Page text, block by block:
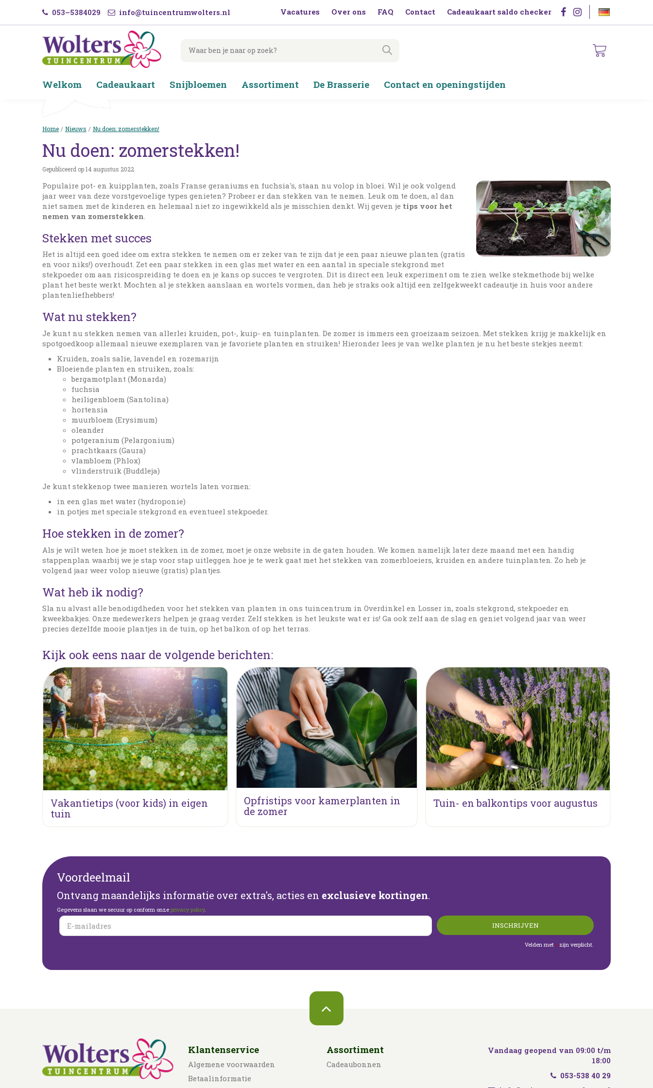
content
Home Nieuws Nu doen: zomerstekken!
053–5384029 info@tuincentrumwolters.nl Vacatures Over ons FAQ Contact Cadeaukaart saldo checker
Welkom Cadeaukaart Snijbloemen Assortiment De Brasserie Contact en openingstijden
Nu doen: zomerstekken!
Gepubliceerd op14 augustus 2022
Populaire pot- en kuipplanten, zoals Franse geraniums en fuchsia's, staan nu volop in bloei. Wil je ook volgend
jaar weer van deze vorstgevoelige types genieten? Probeer er dan stekken van te nemen. Leuk om te doen, al dan
niet samen met de kinderen en helemaal niet zo ingewikkeld als je misschien denkt. Wij geven je tips voor het
nemen van zomerstekken
Stekken met succes
Het is altijd een goed idee om extra stekken te nemen om er zeker van te zijn dat je een paar nieuwe planten (gratis
en voor niks!) overhoudt. Zet een paar stekken in een glas met water en een aantal in speciale stekgrond met
stekpoeder om aan risicospreiding te doen en je kans op succes te vergroten. Dit is direct een leuk experiment om te zien welke stekmethode bij welke
plant het beste werkt. Mochten al je stekken aanslaan en wortels vormen, dan heb je straks ook altijd een zelfgekweekt cadeautje in huis voor andere
plantenliefhebbers!
Wat nu stekken?
Je kunt nu stekken nemen van allerlei kruiden, pot-, kuip- en tuinplanten. De zomer is immers een groeizaam seizoen. Met stekken krijg je makkelijk en
spotgoedkoop allemaal nieuwe exemplaren van je favoriete planten en struiken! Hieronder lees je van welke planten je nu het beste stekjes neemt:
Kruiden, zoals salie, lavendel en rozemarijn
Bloeiende planten en struiken, zoals:
bergamotplant (Monarda)
fuchsia
heiligenbloem (Santolina)
hortensia
muurbloem (Erysimum)
oleander
potgeranium (Pelargonium)
prachtkaars (Gaura)
vlambloem (Phlox)
vlinderstruik (Buddleja)
Je kunt stekkenop twee manieren wortels laten vormen:
in een glas met water (hydroponie)
in potjes met speciale stekgrond en eventueel stekpoeder.
Hoe stekken in de zomer?
Als je wilt weten hoe je moet stekken in de zomer, moet je onze website in de gaten houden. We komen namelijk later deze maand met een handig
stappenplan waarbij we je stap voor stap uitleggen hoe je te werk gaat met het stekken van zomerbloeiers, kruiden en andere tuinplanten. Zo heb je
volgend jaar weer volop nieuwe (gratis) plantjes.
Wat heb ik nodig?
Sla nu alvast alle benodigdheden voor het stekken van planten in ons tuincentrum in Overdinkel en Losser in, zoals stekgrond, stekpoeder en
kweekbakjes. Onze medewerkers helpen je graag verder. Zelf stekken is het leukste wat er is! Ga ook zelf aan de slag en geniet volgend jaar van weer
precies dezelfde mooie plantjes in de tuin, op het balkon of op het terras.
Kijk ook eens naar de volgende berichten:
Vakantietips (voor kids) in eigen
tuin
Opfristips voor kamerplanten in
de zomer
Tuin- en balkontips voor augustus
Voordeelmail
Ontvang maandelijks informatie over extra's, acties en exclusieve kortingen.
Gegevens slaan we secuur op conform onze privacy policy.
Velden met * zijn verplicht.
Klantenservice
Algemene voorwaarden
Betaalinformatie
Assortiment
Cadeaubonnen
Vandaag geopend van 09:00 t/m
18:00
053-538 40 29